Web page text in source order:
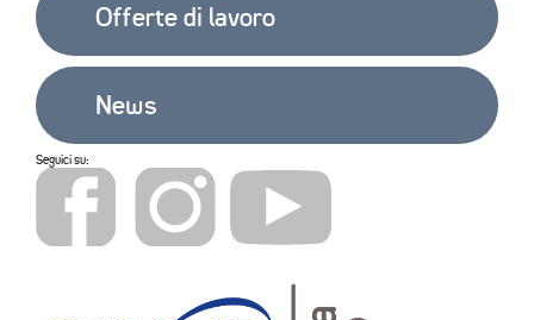
Offerte di lavoro
News
Seguici su: